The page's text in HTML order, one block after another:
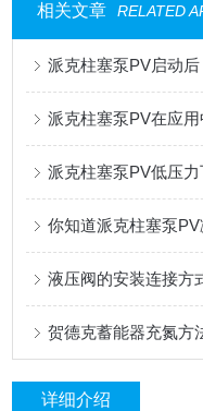
相关文章 RELATED
派克柱塞泵PV启动
派克柱塞泵PV在应
派克柱塞泵PV低压
你知道派克柱塞泵
液压阀的安装连接方
贺德克蓄能器充氮方
详细介绍